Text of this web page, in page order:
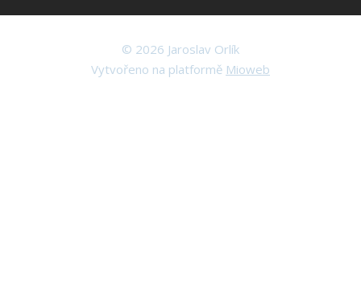
© 2026 Jaroslav Orlík
Vytvořeno na platformě Mioweb